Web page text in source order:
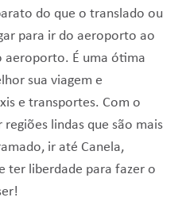
do que o translado ou
para ir do aeroporto ao
aeroporto. É uma ótima
sua viagem e
e transportes. Com o
lindas que são mais
ir até Canela,
ter liberdade para fazer o